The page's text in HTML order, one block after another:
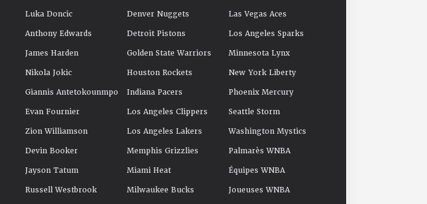
Luka Doncic
Anthony Edwards
James Harden
Nikola Jokic
Giannis Antetokounmpo
Evan Fournier
Zion Williamson
Devin Booker
Jayson Tatum
Russell Westbrook
Denver Nuggets
Detroit Pistons
Golden State Warriors
Houston Rockets
Indiana Pacers
Los Angeles Clippers
Los Angeles Lakers
Memphis Grizzlies
Miami Heat
Milwaukee Bucks
Las Vegas Aces
Los Angeles Sparks
Minnesota Lynx
New York Liberty
Phoenix Mercury
Seattle Storm
Washington Mystics
Palmarès WNBA
Équipes WNBA
Joueuses WNBA